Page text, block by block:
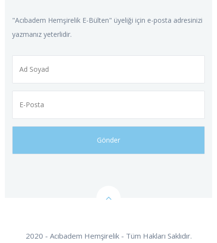
"Acıbadem Hemşirelik E-Bülten" üyeliği için e-posta adresinizi
yazmanız yeterlidir.
2020 - Acıbadem Hemşirelik - Tüm Hakları Saklıdır.